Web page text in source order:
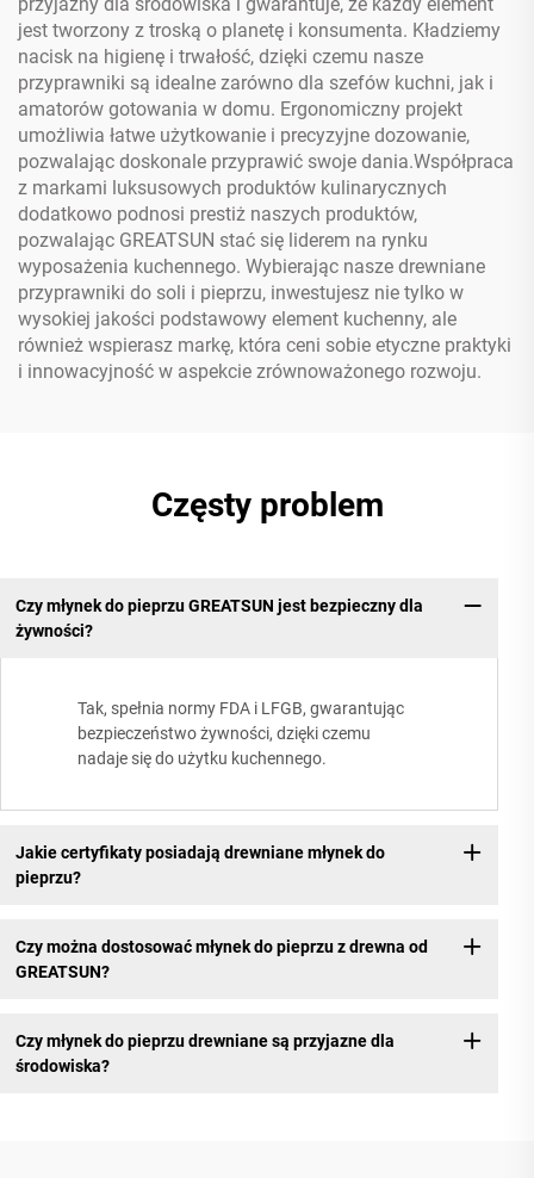
jest tworzony z troską o planetę i konsumenta. Kładziemy
nacisk na higienę i trwałość, dzięki czemu nasze
przyprawniki są idealne zarówno dla szefów kuchni, jak i
amatorów gotowania w domu. Ergonomiczny projekt
umożliwia łatwe użytkowanie i precyzyjne dozowanie,
pozwalając doskonale przyprawić swoje dania.Współpraca
z markami luksusowych produktów kulinarycznych
dodatkowo podnosi prestiż naszych produktów,
pozwalając GREATSUN stać się liderem na rynku
wyposażenia kuchennego. Wybierając nasze drewniane
przyprawniki do soli i pieprzu, inwestujesz nie tylko w
wysokiej jakości podstawowy element kuchenny, ale
również wspierasz markę, która ceni sobie etyczne praktyki
i innowacyjność w aspekcie zrównoważonego rozwoju.
Częsty problem
Czy młynek do pieprzu GREATSUN jest bezpieczny dla
żywności?
Tak, spełnia normy FDA i LFGB, gwarantując
bezpieczeństwo żywności, dzięki czemu
nadaje się do użytku kuchennego.
Jakie certyfikaty posiadają drewniane młynek do
pieprzu?
Czy można dostosować młynek do pieprzu z drewna od
GREATSUN?
Czy młynek do pieprzu drewniane są przyjazne dla
środowiska?